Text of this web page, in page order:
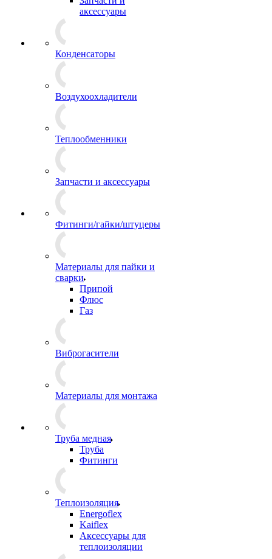
аксессуары
Конденсаторы
Воздухоохладители
Теплообменники
Запчасти и аксессуары
Фитинги/гайки/штуцеры
Материалы для пайки и
сварки
Припой
Флюс
Газ
Виброгасители
Материалы для монтажа
Труба медная
Труба
Фитинги
Теплоизоляция
Energoflex
Kaiflex
Аксессуары для
теплоизоляции